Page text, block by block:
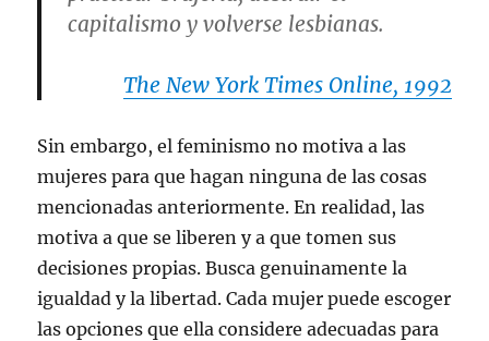
capitalismo y volverse lesbianas.
The New York Times Online, 1992
Sin embargo, el feminismo no motiva a las
mujeres para que hagan ninguna de las cosas
mencionadas anteriormente. En realidad, las
motiva a que se liberen y a que tomen sus
decisiones propias. Busca genuinamente la
igualdad y la libertad. Cada mujer puede escoger
las opciones que ella considere adecuadas para